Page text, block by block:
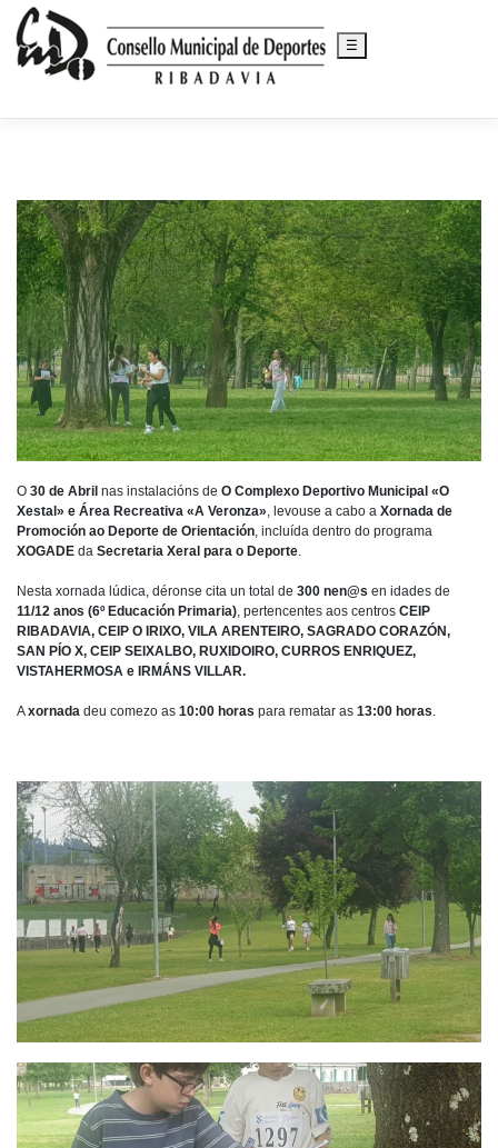
al
☰
O 30 de Abril nas instalacións de O Complexo Deportivo Municipal «O
Xestal» e Área Recreativa «A Veronza», levouse a cabo a Xornada de
Promoción ao Deporte de Orientación, incluída dentro do programa
XOGADE da Secretaria Xeral para o Deporte.
Nesta xornada lúdica, déronse cita un total de 300 nen@s en idades de
11/12 anos (6º Educación Primaria), pertencentes aos centros CE IP
RIBADAVIA, CEIP O IRIXO, VILA ARENTEIRO, SAGRADO CORAZÓN,
SAN PÍO X, CEIP SEIXALBO, RUXIDOIRO, CURROS ENRIQUEZ,
VISTAHERMOSA e IRMÁNS VILLAR.
Axornada deu comezo as 10:00 horas para rematar as 13:00 horas.